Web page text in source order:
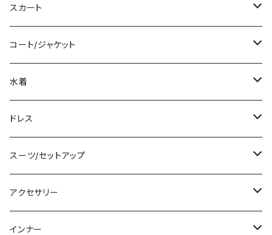
ロング/マキシ
袖付き
ノースリーブ
その他
チュニック
タンクトップ/キャミソール
シャツ/ブラウス
ベアトップ/チューブトップ
カーディガン/ボレロ
ニット/セーター
パーカー
スウェット/トレーナー
ショート丈
クロップド丈
ロング丈
デニム
レギンス
その他
オールインワン
スカート
ミニ/ショート
ミディアム/ミモレ
ロング
その他
コート/ジャケット
コート
ジャケット
その他
水着
タンキニ
バンドゥビキニ
ワンピース
ラッシュガード
ドレス
ミニ/ショート
ミディアム/ミモレ
ロング/マキシ
スーツ/セットアップ
パンツスーツ
スカートスーツ
アクセサリー
ネックレス
インナー